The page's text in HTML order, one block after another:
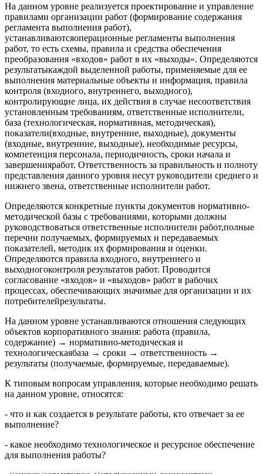
На данном уровне реализуется проектирование и управление
правилами организации работ (формирование содержания
регламента выполнения работ),
устанавливаютсяоперационные регламенты выполнения
работ, то есть схемы, правила и средства обеспечения
преобразования «входов» работ в их «выходы». Определяются
результатыкаждой выделенной работы, применяемые для ее
выполнения материальные объекты и информация, правила
контроля (входного, внутреннего, выходного),
контролирующие лица, их действия в случае несоответствия
установленным требованиям, ответственные исполнители,
база (технологическая, нормативная, методическая),
показатели(входные, внутренние, выходные), документы
(входные, внутренние, выходные), необходимые ресурсы,
компетенция персонала, периодичность, сроки начала и
завершенияработ. Ответственность за правильность и полноту
представления данного уровня несут руководители среднего и
нижнего звена, ответственные исполнители работ.
Определяются конкретные пункты документов нормативно-
методической базы с требованиями, которыми должны
руководствоваться ответственные исполнители работ,полные
перечни получаемых, формируемых и передаваемых
показателей, методик их формирования и оценки.
Определяются правила входного, внутреннего и
выходногоконтроля результатов работ. Проводится
согласование «входов» и «выходов» работ в рабочих
процессах, обеспечивающих значимые для организации и их
потребителейрезультаты.
На данном уровне устанавливаются отношения следующих
объектов корпоративного знания: работа (правила,
содержание) → нормативно-методическая и
технологическаябаза → сроки → ответственность →
результаты (получаемые, формируемые, передаваемые).
К типовым вопросам управления, которые необходимо решать
на данном уровне, относятся:
- что и как создается в результате работы, кто отвечает за ее
выполнение?
- какое необходимо технологическое и ресурсное обеспечение
для выполнения работы?